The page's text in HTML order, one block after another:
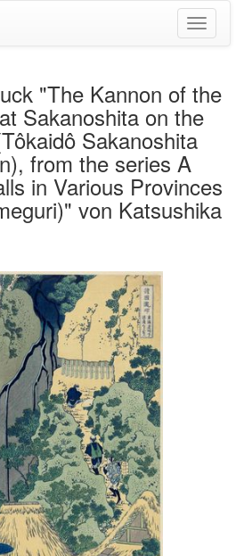
"The Kannon of the
Sakanoshita on the
Sakanoshita
from the series A
in Various Provinces
von Katsushika